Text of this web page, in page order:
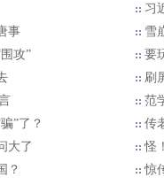
习
事
雪
攻”
要
刷
范
”了？
传
大了
怪
？
惊